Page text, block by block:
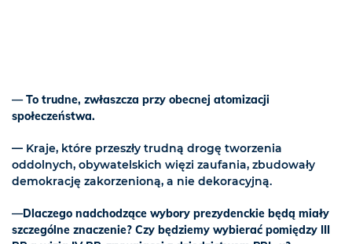
— To trudne, zwłaszcza przy obecnej atomizacji
społeczeństwa.
— Kraje, które przeszły trudną drogę tworzenia
oddolnych, obywatelskich więzi zaufania, zbudowały
demokrację zakorzenioną, a nie dekoracyjną.
—Dlaczego nadchodzące wybory prezydenckie będą miały
szczególne znaczenie? Czy będziemy wybierać pomiędzy III